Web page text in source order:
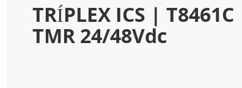
TRÍPLEX ICS |
TMR 24/48Vdc